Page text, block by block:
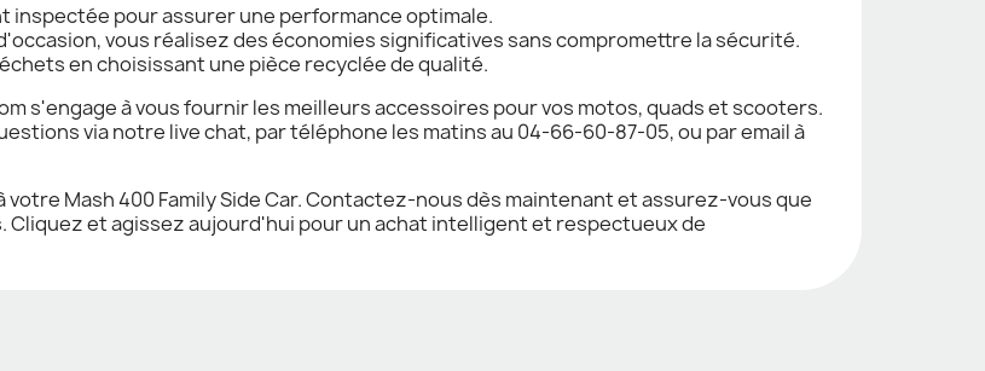
inspectée pour assurer une performance optimale.
vous réalisez des économies significatives sans compromettre la sécurité.
en choisissant une pièce recyclée de qualité.
s'engage à vous fournir les meilleurs accessoires pour vos motos, quads et scooters.
via notre live chat, par téléphone les matins au 04-66-60-87-05, ou par email à
Mash 400 Family Side Car. Contactez-nous dès maintenant et assurez-vous que
et agissez aujourd'hui pour un achat intelligent et respectueux de